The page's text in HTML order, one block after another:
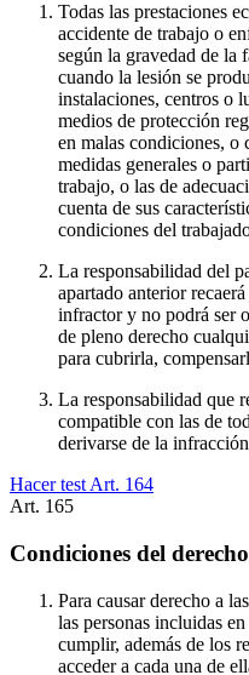
Todas las prestaciones
accidente de trabajo o
según la gravedad de la
cuando la lesión se
instalaciones, centros o
medios de protección
en malas condiciones, o
medidas generales o
trabajo, o las de
cuenta de sus
condiciones del
La responsabilidad del
apartado anterior
infractor y no podrá ser
de pleno derecho
para cubrirla,
La responsabilidad que
compatible con las de
derivarse de la
Hacer test Art. 164
Art. 165
Condiciones del
Para causar derecho a
las personas incluidas
cumplir, además de los
acceder a cada una de